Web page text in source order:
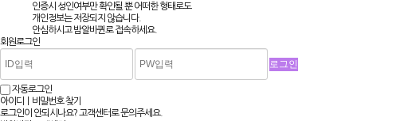
인증시 성인여부만 확인될 뿐어떠한 형태로도
개인정보는 저장되지 않습니다.
안심하시고 밤알바퀸로 접속하세요.
회원로그인
자동로그인
아이디ㅣ비밀번호 찾기
로그인이 안되시나요? 고객센터로 문의주세요.